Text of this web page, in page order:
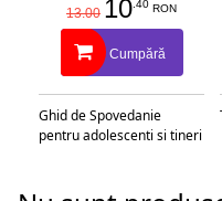
13.00 10.40 RON
Cumpără
Ghid de Spovedanie
pentru adolescenti si tineri